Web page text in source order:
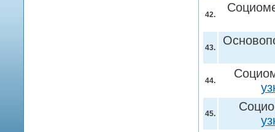
42.
43.
44.
45.